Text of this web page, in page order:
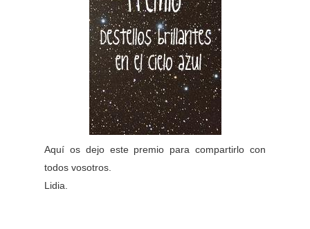
Aquí os dejo este premio para compartirlo con
todos vosotros.
Lidia.